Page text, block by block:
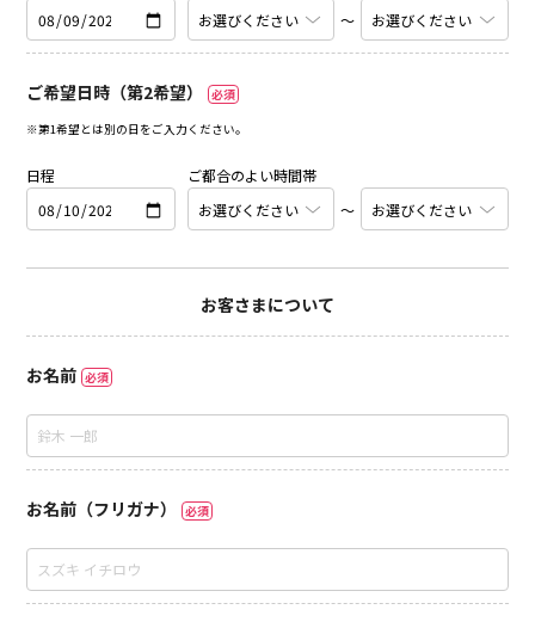
〜
ご希望日時（第2希望） 必須
※第1希望とは別の日をご入力ください。
日程
ご都合のよい時間帯
〜
お客さまについて
お名前 必須
お名前（フリガナ） 必須